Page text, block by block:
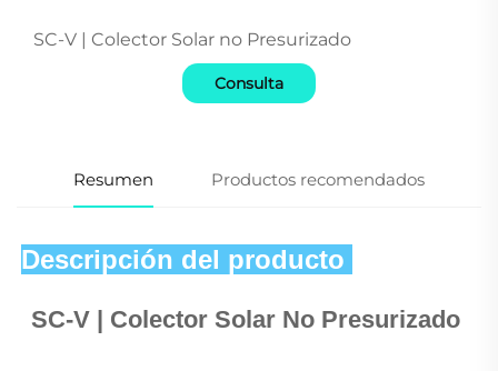
SC-V | Colector Solar no Presurizado
Consulta
Resumen Productos recomendados
Descripción del producto
SC-V | Colector Solar No Presurizado